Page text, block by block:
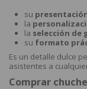
su
la
la selección de
su formato
Es un detalle dulce
asistentes a
Comprar